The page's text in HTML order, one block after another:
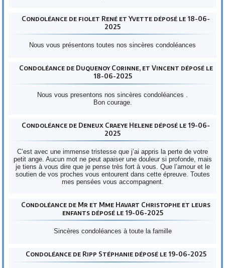
Condoléance de fiolet René et Yvette déposé le 18-06-
2025
Nous vous présentons toutes nos sincères condoléances
Condoléance de Duquenoy Corinne, et Vincent déposé le
18-06-2025
Nous vous presentons nos sincères condoléances .
Bon courage.
Condoléance de Deneux Craeye Helene déposé le 19-06-
2025
C’est avec une immense tristesse que j’ai appris la perte de votre
petit ange. Aucun mot ne peut apaiser une douleur si profonde, mais
je tiens à vous dire que je pense très fort à vous. Que l’amour et le
soutien de vos proches vous entourent dans cette épreuve. Toutes
mes pensées vous accompagnent.
Condoléance de Mr et Mme Havart Christophe et leurs
enfants déposé le 19-06-2025
Sincères condoléances à toute la famille
Condoléance de Ripp Stéphanie déposé le 19-06-2025